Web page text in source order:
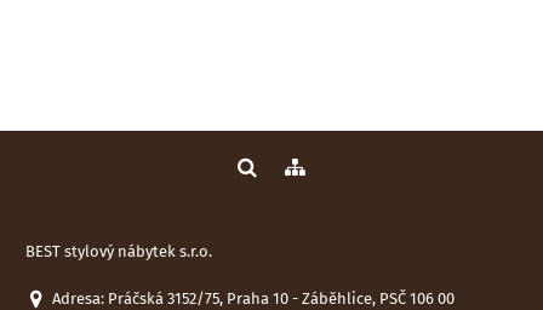
BEST stylový nábytek s.r.o.
Adresa: Práčská 3152/75, Praha 10 - Záběhlice, PSČ 106 00